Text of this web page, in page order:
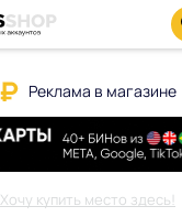
Реклама в магазине
Хочу купить место здесь!